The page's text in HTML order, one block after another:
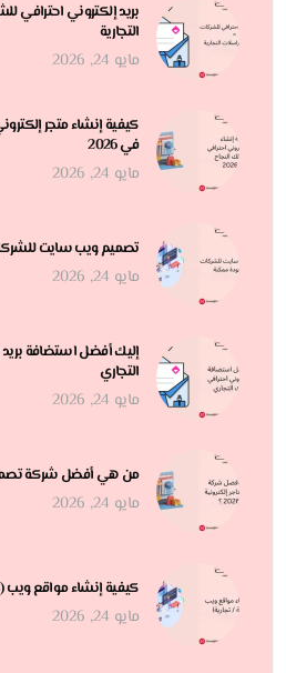
بريد إلكتروني احترافي
التجارية
مايو 24, 2026
كيفية إنشاء متجر
في 2026
مايو 24, 2026
تصميم ويب سايت
مايو 24, 2026
إليك أفضل استضافة
التجاري
مايو 24, 2026
من هي أفضل شركة تصميم
مايو 24, 2026
كيفية إنشاء مواقع ويب
مايو 24, 2026